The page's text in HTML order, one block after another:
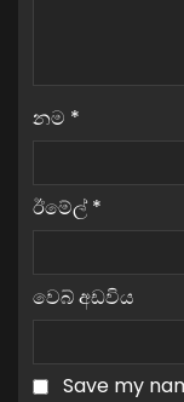
නම *
ඊමේල් *
වෙබ් අඩවිය
Save my